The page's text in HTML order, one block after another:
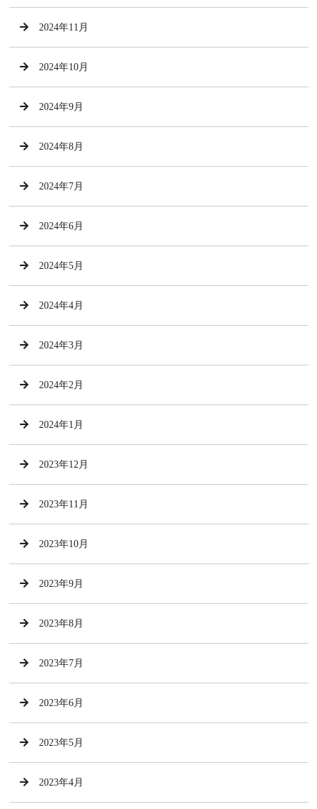
2024年11月
2024年10月
2024年9月
2024年8月
2024年7月
2024年6月
2024年5月
2024年4月
2024年3月
2024年2月
2024年1月
2023年12月
2023年11月
2023年10月
2023年9月
2023年8月
2023年7月
2023年6月
2023年5月
2023年4月